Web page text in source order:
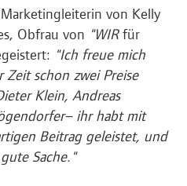
von Kelly
Obfrau von "WIRfür
"Ich freue mich
Zeit schon zwei Preise
Klein, Andreas
ihr habt mit
Beitrag geleistet, und
Sache."